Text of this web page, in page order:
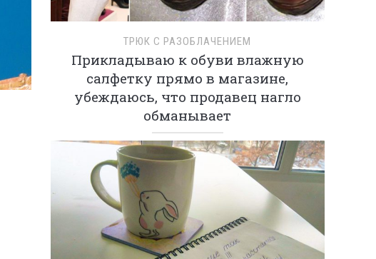
ТРЮК С РАЗОБЛАЧЕНИЕМ
Прикладываю к обуви влажную
салфетку прямо в магазине,
убеждаюсь, что продавец нагло
обманывает